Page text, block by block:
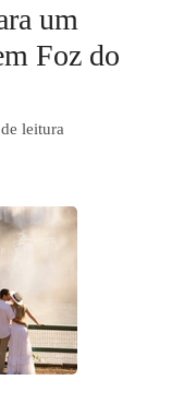
um
Foz do
leitura